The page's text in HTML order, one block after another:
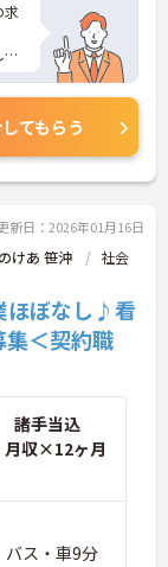
求
す
だ
ら
てもらう
新日：2026年01月16日
けあ 笹沖
社会
ほぼなし♪看
集＜契約職
諸手当込
収×12ヶ月
バス・車9分